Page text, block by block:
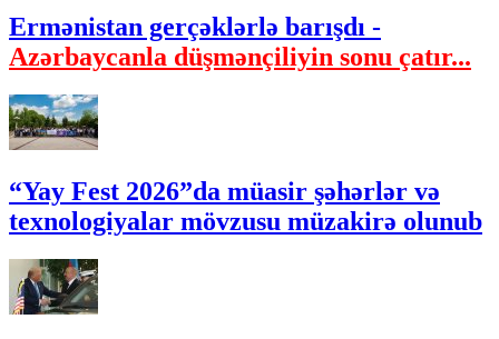
Ermənistan gerçəklərlə barışdı -
Azərbaycanla düşmənçiliyin sonu çatır...
“Yay Fest 2026”da müasir şəhərlər və
texnologiyalar mövzusu müzakirə olunub